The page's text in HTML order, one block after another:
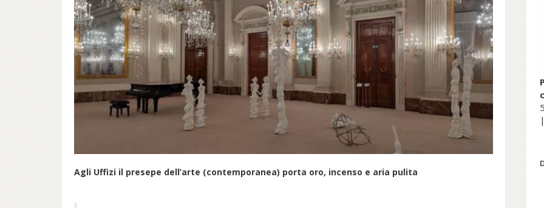
Agli Uffizi il presepe dell’arte (contemporanea) porta oro, incenso e aria pulita